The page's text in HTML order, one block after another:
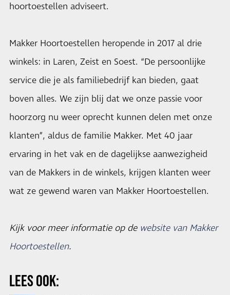
hoortoestellen adviseert.
Makker Hoortoestellen heropende in 2017 al drie
winkels: in Laren, Zeist en Soest. “De persoonlijke
service die je als familiebedrijf kan bieden, gaat
boven alles. We zijn blij dat we onze passie voor
hoorzorg nu weer oprecht kunnen delen met onze
klanten”, aldus de familie Makker. Met 40 jaar
ervaring in het vak en de dagelijkse aanwezigheid
van de Makkers in de winkels, krijgen klanten weer
wat ze gewend waren van Makker Hoortoestellen.
Kijk voor meer informatie op de website van Makker
Hoortoestellen.
LEES OOK: